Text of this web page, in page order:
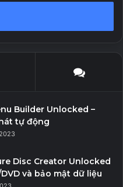
Builder Unlocked –
tự động
Disc Creator Unlocked
DVD và bảo mật dữ liệu